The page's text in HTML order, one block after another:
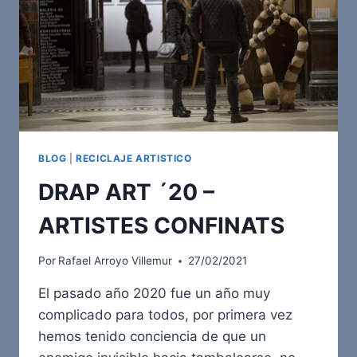
BLOG |RECICLAJE ARTISTICO
DRAP ART ´20 –
ARTISTES CONFINATS
Por Rafael Arroyo Villemur 27/02/2021
El pasado año 2020 fue un año muy
complicado para todos, por primera vez
hemos tenido conciencia de que un